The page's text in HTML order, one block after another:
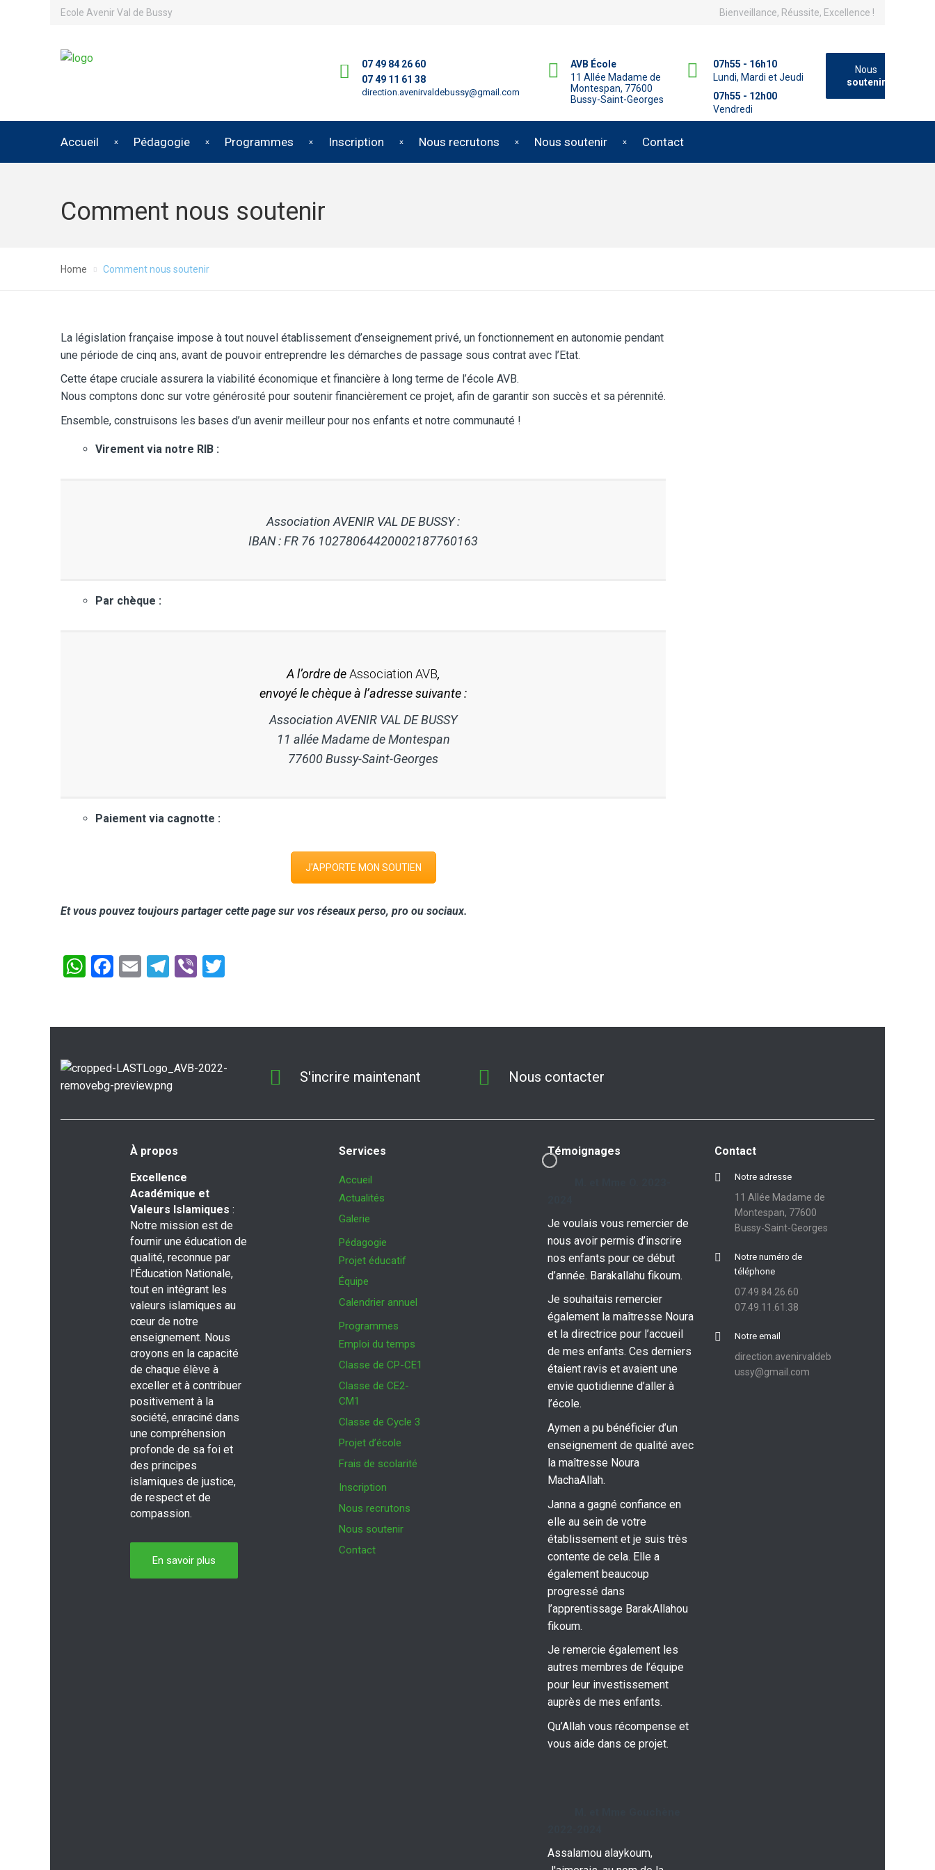
Ecole Avenir Val de Bussy Bienveillance, Réussite, Excellence !
07 49 84 26 60
07 49 11 61 38
direction.avenirvaldebussy@gmail.com
AVB École
11 Allée Madame de
Montespan, 77600
Bussy-Saint-Georges
07h55 - 16h10
Lundi, Mardi et Jeudi
07h55 - 12h00
Vendredi
Nous
soutenir
Accueil Pédagogie Programmes Inscription Nous recrutons Nous soutenir Contact
Comment nous soutenir
Home Comment nous soutenir
La législation française impose à tout nouvel établissement d’enseignement privé, un fonctionnement en autonomie pendant
une période de cinq ans, avant de pouvoir entreprendre les démarches de passage sous contrat avec l’Etat.
Cette étape cruciale assurera la viabilité économique et financière à long terme de l’école AVB.
Nous comptons donc sur votre générosité pour soutenir financièrement ce projet, afin de garantir son succès et sa pérennité.
Ensemble, construisons les bases d’un avenir meilleur pour nos enfants et notre communauté !
Virement via notre RIB :
Association AVENIR VAL DE BUSSY:
IBAN : FR 76 10278064420002187760163
Par chèque :
A l’ordre deAssociation AVB,
envoyé le chèque à l’adresse suivante :
Association AVENIR VAL DE BUSSY
11 allée Madame de Montespan
77600 Bussy-Saint-Georges
Paiement via cagnotte :
J'APPORTE MON SOUTIEN
Et vous pouvez toujours partager cette page sur vos réseaux perso, pro ou sociaux.
W
s
p
F
b
o
k
E
T
gr
m
Vi
er
S'incrire maintenant Nous contacter
À propos
Excellence
Académique et
Valeurs Islamiques :
Notre mission est de
fournir une éducation de
qualité, reconnue par
l'Éducation Nationale,
tout en intégrant les
valeurs islamiques au
cœur de notre
enseignement. Nous
croyons en la capacité
de chaque élève à
exceller et à contribuer
positivement à la
société, enraciné dans
une compréhension
profonde de sa foi et
des principes
islamiques de justice,
de respect et de
compassion.
En savoir plus
Services
Accueil
Actualités
Galerie
Pédagogie
Projet éducatif
Équipe
Calendrier annuel
Programmes
Emploi du temps
Classe de CP-CE1
Classe de CE2-
CM1
Classe de Cycle 3
Projet d’école
Frais de scolarité
Inscription
Nous recrutons
Nous soutenir
Contact
Témoignages
Je voulais vous remercier de
nous avoir permis d’inscrire
nos enfants pour ce début
d’année. Barakallahu fikoum.
Je souhaitais remercier
également la maîtresse Noura
et la directrice pour l’accueil
de mes enfants. Ces derniers
étaient ravis et avaient une
envie quotidienne d’aller à
l’école.
Aymen a pu bénéficier d’un
enseignement de qualité avec
la maîtresse Noura
MachaAllah.
Janna a gagné confiance en
elle au sein de votre
établissement et je suis très
contente de cela. Elle a
également beaucoup
progressé dans
l’apprentissage BarakAllahou
fikoum.
Je remercie également les
autres membres de l’équipe
pour leur investissement
auprès de mes enfants.
Qu’Allah vous récompense et
vous aide dans ce projet.
Assalamou alaykoum,
Contact
Notre adresse
11 Allée Madame de
Montespan, 77600
Bussy-Saint-Georges
Notre numéro de
téléphone
07.49.84.26.60
07.49.11.61.38
Notre email
direction.avenirvaldeb
ussy@gmail.com